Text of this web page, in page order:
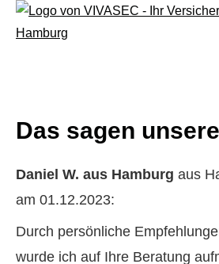
Das sagen
Daniel W. aus Hamburg aus
am 01.12.2023:
Durch persönliche
wurde ich auf Ihre Beratung